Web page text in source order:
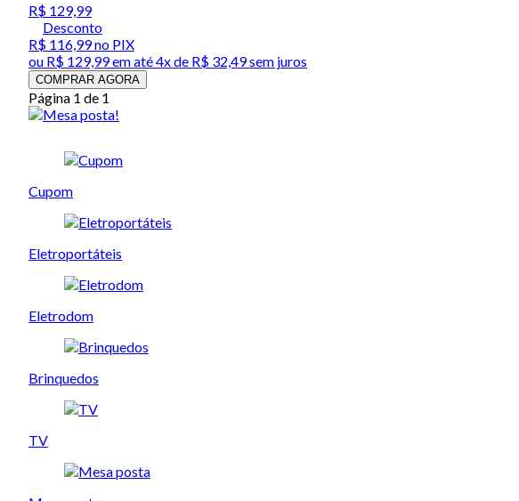
R$ 129,99
Desconto
R$ 116,99no PIX
ou R$ 129,99em até4x de R$ 32,49 sem juros
COMPRAR AGORA
Página 1 de 1
Cupom
Eletroportáteis
Eletrodom
Brinquedos
TV